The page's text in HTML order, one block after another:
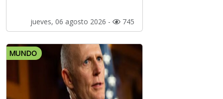
jueves, 06 agosto 2026 - 745
MUNDO